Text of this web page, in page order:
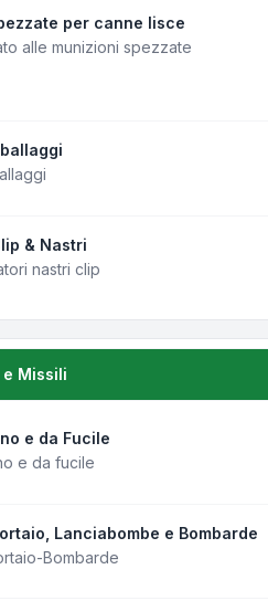
per canne lisce
alle munizioni spezzate
& Nastri
nastri clip
e Missili
e da Fucile
e da fucile
Lanciabombe e Bombarde
Bombarde